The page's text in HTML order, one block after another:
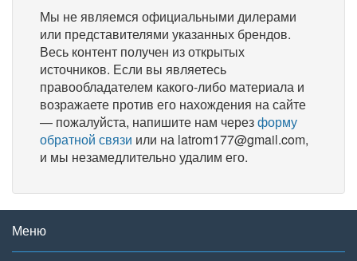
Мы не являемся официальными дилерами
или представителями указанных брендов.
Весь контент получен из открытых
источников. Если вы являетесь
правообладателем какого-либо материала и
возражаете против его нахождения на сайте
— пожалуйста, напишите нам черезформу
обратной связи или на latrom177@gmail.com,
и мы незамедлительно удалим его.
Меню